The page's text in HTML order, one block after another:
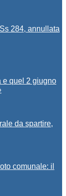
284, annullata
e quel 2 giugno
da spartire,
comunale: il